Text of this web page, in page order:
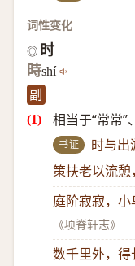
词性变化
◎ 时
時shí
副
相当于“常常”
书证 时与出
策扶老以流憩
庭阶寂寂，
《项脊轩志》
数千里外，得